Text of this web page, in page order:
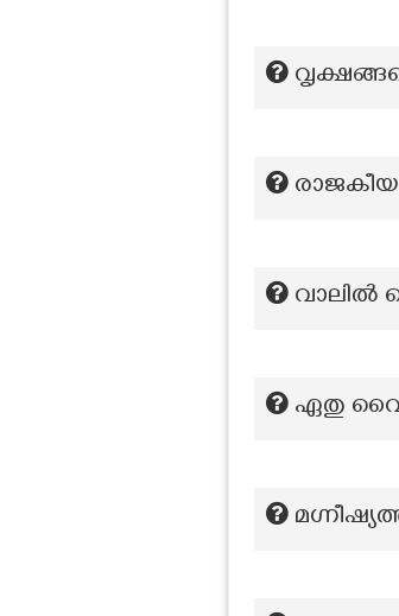
രാജകീയ
വാലിൽ
ഏതു